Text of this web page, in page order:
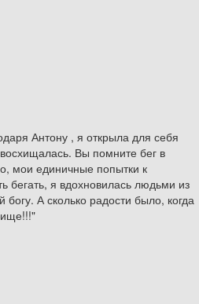
Антону , я открыла для себя
Вы помните бег в
мои единичные попытки к
бегать, я вдохновилась людьми из
А сколько радости было, когда